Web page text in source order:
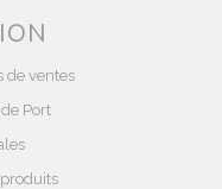
de ventes
Port